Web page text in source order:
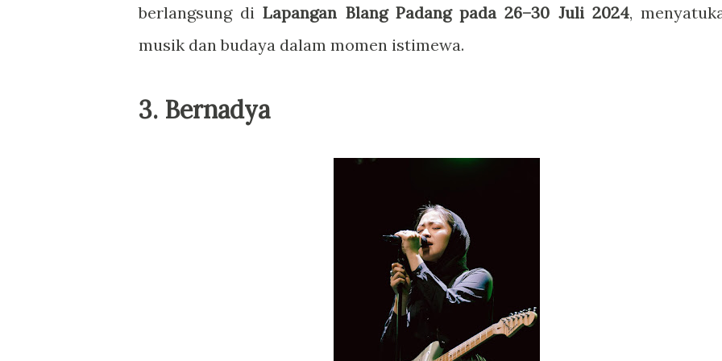
berlangsung diLapangan Blang Padang pada 26–30 Juli 2024,
musik dan budaya dalam momen istimewa.
3. Bernadya